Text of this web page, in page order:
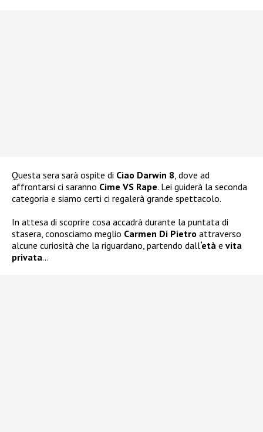
Questa sera sarà ospite di Ciao Darwin 8, dove ad
affrontarsi ci saranno Cime VS Rape. Lei guiderà la seconda
categoria e siamo certi ci regalerà grande spettacolo.
In attesa di scoprire cosa accadrà durante la puntata di
stasera, conosciamo meglio Carmen Di Pietro attraverso
alcune curiosità che la riguardano, partendo dall‘età e vita
privata…